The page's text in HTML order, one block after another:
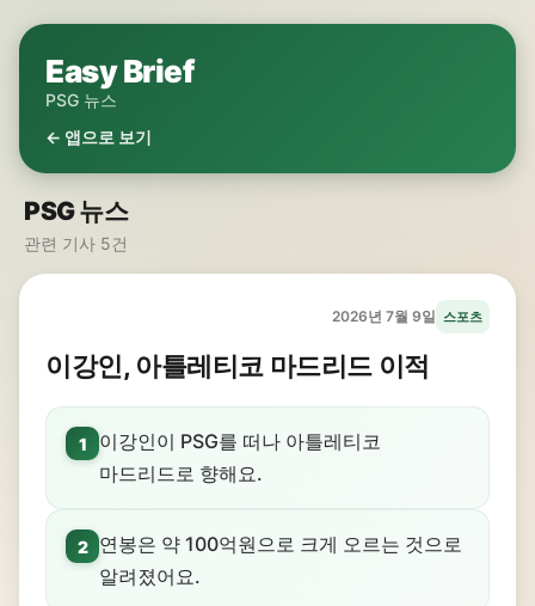
Easy Brief
PSG 뉴스
← 앱으로 보기
PSG 뉴스
관련 기사 5건
2026년 7월 9일 스포츠
이강인, 아틀레티코 마드리드 이적
1
이강인이 PSG를 떠나 아틀레티코
마드리드로 향해요.
2
연봉은 약 100억원으로 크게 오르는 것으로
알려졌어요.